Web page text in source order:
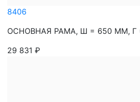
8406
ОСНОВНАЯ РАМА, Ш = 650 ММ, Г
29 831 ₽